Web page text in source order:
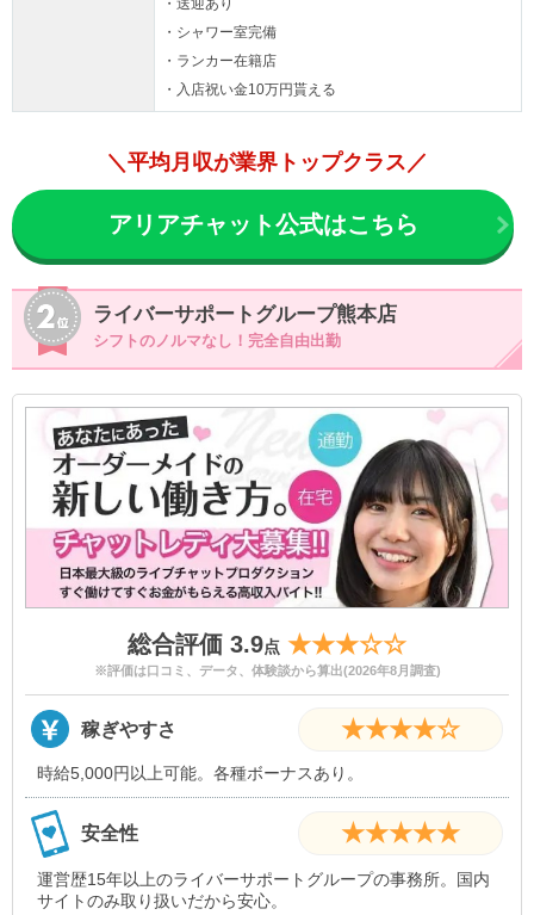
・送迎あり
・シャワー室完備
・ランカー在籍店
・入店祝い金10万円貰える
＼平均月収が業界トップクラス／
アリアチャット公式はこちら
ライバーサポートグループ熊本店
シフトのノルマなし！完全自由出勤
総合評価 3.9点 ★★★☆☆
※評価は口コミ、データ、体験談から算出(2026年8月調査)
稼ぎやすさ ★★★★☆
時給5,000円以上可能。各種ボーナスあり。
安全性 ★★★★★
運営歴15年以上のライバーサポートグループの事務所。国内
サイトのみ取り扱いだから安心。